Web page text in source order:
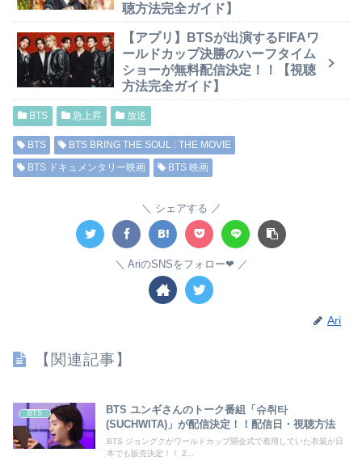
聴方法完全ガイド】
【アプリ】BTSが出演するFIFAワ
ールドカップ決勝のハーフタイム
ショーが無料配信決定！！【視聴
方法完全ガイド】
BTS 急上昇 放送
BTS
BTS BRING THE SOUL : THE MOVIE
BTS ドキュメンタリー映画
BTS 映画
シェアする
AriのSNSをフォロー❤︎
Ari
【関連記事】
BTS
BTS ユンギさんのトーク番組「슈취타
(SUCHWITA)」が配信決定！！配信日・視聴方法
BTS ジョングクがワールドカップ開会式で着用していた衣装が日
本でも販売決定！！ 2...